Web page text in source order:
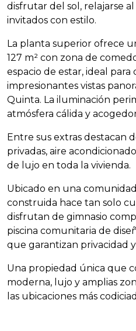
disfrutar del sol, relajarse
invitados con estilo.
La planta superior ofrece
127 m² con zona de
espacio de estar, ideal
impresionantes vistas
Quinta. La iluminación
atmósfera cálida y
Entre sus extras destacan
privadas, aire
de lujo en toda la vivienda.
Ubicado en una
construida hace tan solo
disfrutan de gimnasio
piscina comunitaria de
que garantizan privacidad
Una propiedad única que
moderna, lujo y amplias
las ubicaciones más